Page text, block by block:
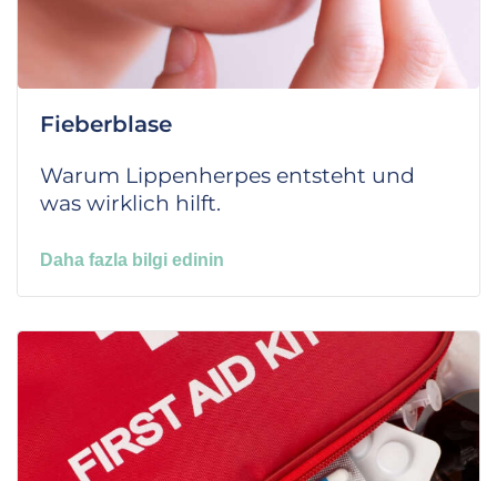
Fieberblase
Warum Lippenherpes entsteht und
was wirklich hilft.
Daha fazla bilgi edinin